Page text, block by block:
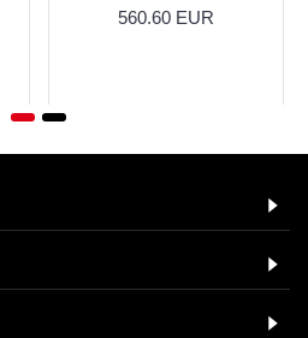
560.60 EUR